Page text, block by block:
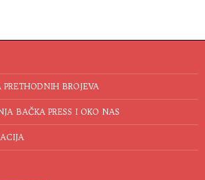
PRETHODNIH BROJEVA
BAČKA PRESS I OKO NAS